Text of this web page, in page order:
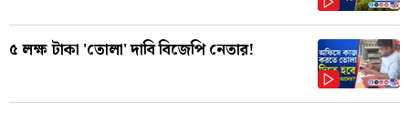
৫ লক্ষ টাকা 'তোলা' দাবি বিজেপি নেতার!